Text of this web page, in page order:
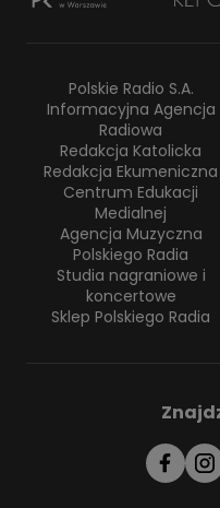
Polskie Radio S.A.
Informacyjna Agencja
Radiowa
Redakcja Katolicka
Redakcja Ekumeniczna
Centrum Edukacji
Medialnej
Agencja Muzyczna
Polskiego Radia
Studia nagraniowe i
koncertowe
Sklep Polskiego Radia